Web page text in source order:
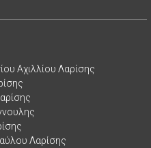
Αχιλλίου Λαρίσης
Λαρίσης